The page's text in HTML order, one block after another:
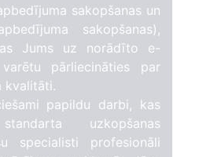
sakopšanas un
sakopšanas),
Jums uz norādīto e-
pārliecināties par
kvalitāti.
papildu darbi, kas
uzkopšanas
specialisti profesionāli